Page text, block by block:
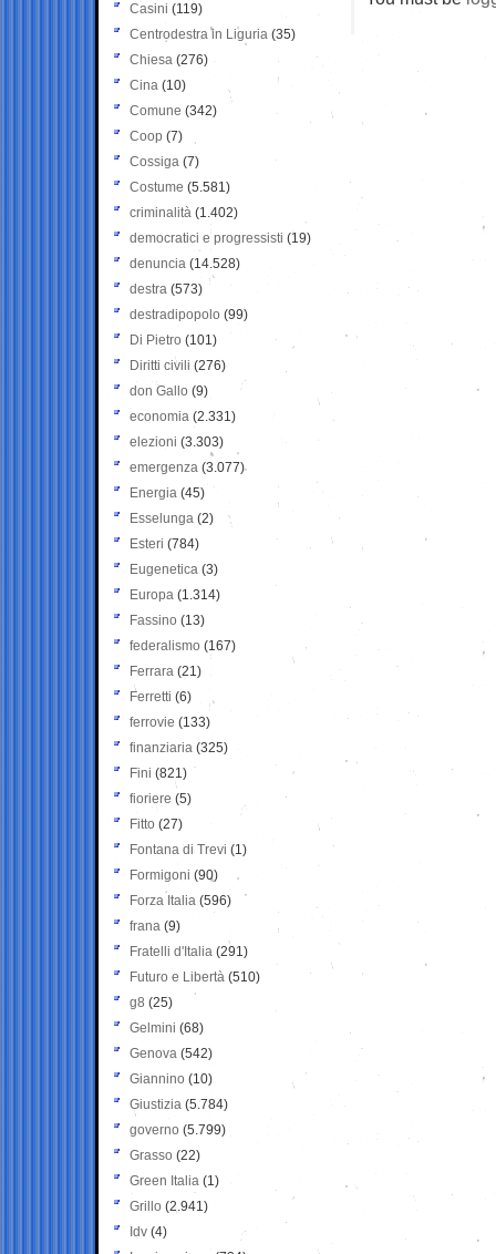
Casini (119)
Centrodestra in Liguria (35)
Chiesa (276)
Cina (10)
Comune (342)
Coop (7)
Cossiga (7)
Costume (5.581)
criminalità (1.402)
democratici e progressisti (19)
denuncia (14.528)
destra (573)
destradipopolo (99)
Di Pietro (101)
Diritti civili (276)
don Gallo (9)
economia (2.331)
elezioni (3.303)
emergenza (3.077)
Energia (45)
Esselunga (2)
Esteri (784)
Eugenetica (3)
Europa (1.314)
Fassino (13)
federalismo (167)
Ferrara (21)
Ferretti (6)
ferrovie (133)
finanziaria (325)
Fini (821)
fioriere (5)
Fitto (27)
Fontana di Trevi (1)
Formigoni (90)
Forza Italia (596)
frana (9)
Fratelli d'Italia (291)
Futuro e Libertà (510)
g8 (25)
Gelmini (68)
Genova (542)
Giannino (10)
Giustizia (5.784)
governo (5.799)
Grasso (22)
Green Italia (1)
Grillo (2.941)
Idv (4)